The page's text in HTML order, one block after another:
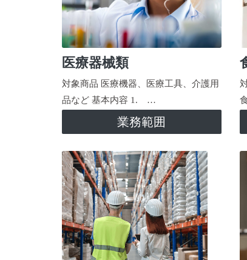
医療器械類
対象商品 医療機器、医療工具、介護用
品など 基本内容 1. …
業務範囲